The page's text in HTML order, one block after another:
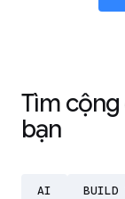
Tìm
bạn
AI BUILD